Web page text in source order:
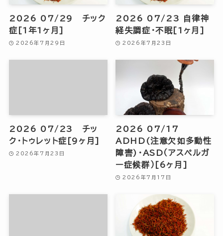
2026 07/29 チック
症[1年1ヶ月]
2026年7月29日
2026 07/23 自律神
経失調症・不眠[1ヶ月]
2026年7月23日
2026 07/23 チッ
ク・トゥレット症[9ヶ月]
2026年7月23日
2026 07/17
ADHD(注意欠如多動性
障害)・ASD（アスペルガ
ー症候群）[6ヶ月]
2026年7月17日